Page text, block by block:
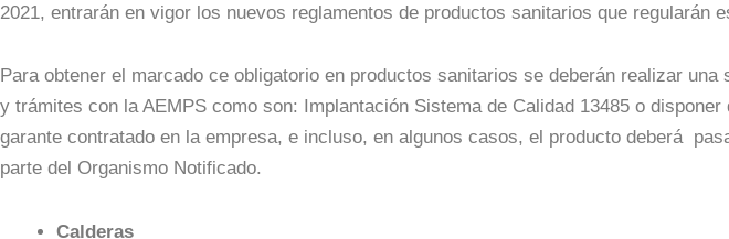
2021, entrarán en vigor los nuevos reglamentos de productos sanitarios que regularán
Para obtener el marcado ce obligatorio en productos sanitarios se deberán realizar una
y trámites con la AEMPS como son: Implantación Sistema de Calidad 13485 o disponer
garante contratado en la empresa, e incluso, en algunos casos, el producto deberá
parte del Organismo Notificado.
Calderas